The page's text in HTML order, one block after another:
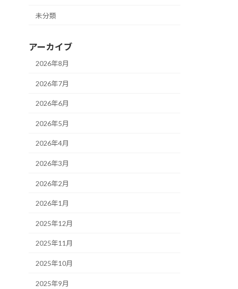
未分類
アーカイブ
2026年8月
2026年7月
2026年6月
2026年5月
2026年4月
2026年3月
2026年2月
2026年1月
2025年12月
2025年11月
2025年10月
2025年9月